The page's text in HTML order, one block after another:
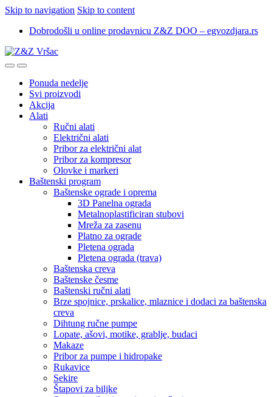
Skip to navigation Skip to content
Dobrodošli u online prodavnicu Z&Z DOO – egvozdjara.rs
Ponuda nedelje
Svi proizvodi
Akcija
Alati
Ručni alati
Električni alati
Pribor za električni alat
Pribor za kompresor
Olovke i markeri
Baštenski program
Baštenske ograde i oprema
3D Panelna ograda
Metalnoplastificiran stubovi
Mreža za zasenu
Platno za ograde
Pletena ograda
Pletena ograda (trava)
Baštenska creva
Baštenske česme
Baštenski ručni alati
Brze spojnice, prskalice, mlaznice i dodaci za baštenska
creva
Dihtung ručne pumpe
Lopate, ašovi, motike, grablje, budaci
Makaze
Pribor za pumpe i hidropake
Rukavice
Sekire
Štapovi za biljke